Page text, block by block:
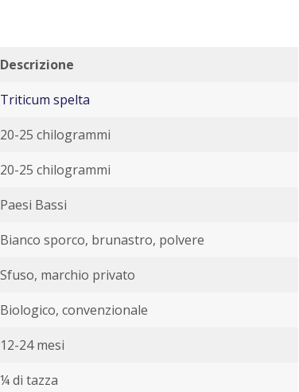
Descrizione
Triticum spelta
20-25 chilogrammi
20-25 chilogrammi
Paesi Bassi
Bianco sporco, brunastro, polvere
Sfuso, marchio privato
Biologico, convenzionale
12-24 mesi
¼ di tazza